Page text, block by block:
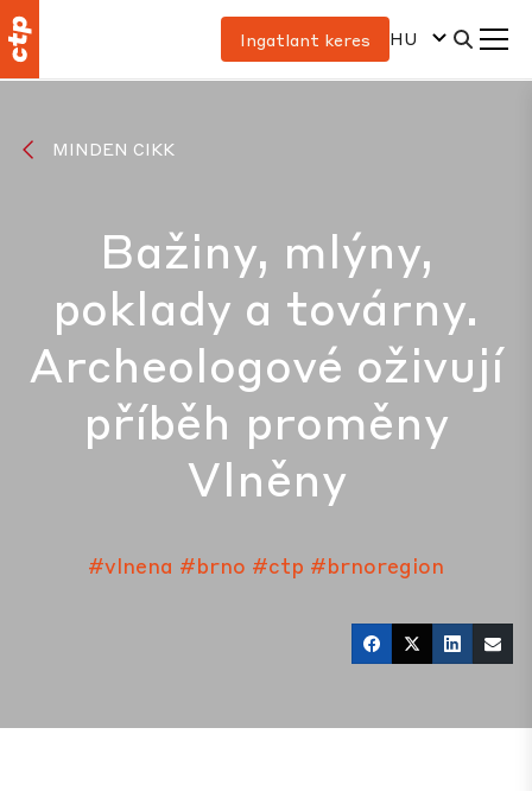
Ingatlant keres HU
MINDEN CIKK
Bažiny, mlýny,
poklady a továrny.
Archeologové oživují
příběh proměny
Vlněny
#vlnena #brno #ctp #brnoregion